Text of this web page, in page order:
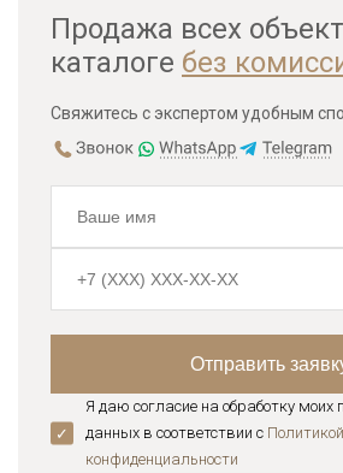
Продажа всех
каталоге без
Свяжитесь с экспертом удобным
Я даю согласие на обработку моих
данных в соответствии с Политикой
конфиденциальноcти